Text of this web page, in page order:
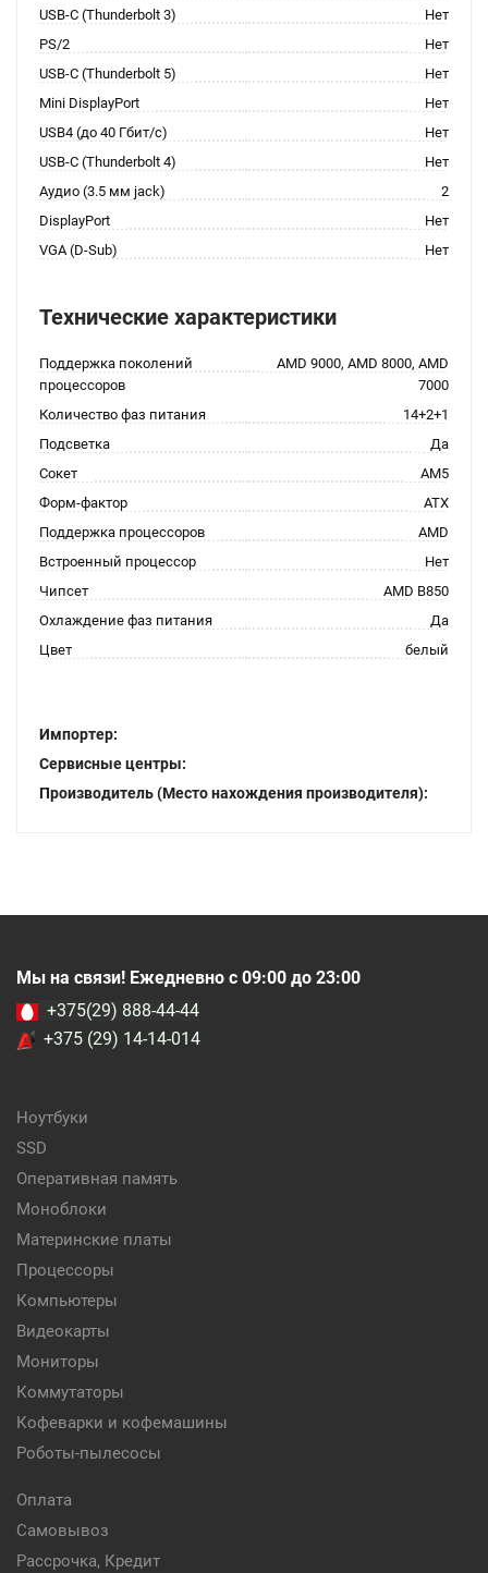
USB-C (Thunderbolt 3)
Нет
PS/2
Нет
USB-C (Thunderbolt 5)
Нет
Mini DisplayPort
Нет
USB4 (до 40 Гбит/с)
Нет
USB-C (Thunderbolt 4)
Нет
Аудио (3.5 мм jack)
2
DisplayPort
Нет
VGA (D-Sub)
Нет
Технические характеристики
Поддержка поколений
процессоров
AMD 9000, AMD 8000, AMD
7000
Количество фаз питания
14+2+1
Подсветка
Да
Сокет
AM5
Форм-фактор
ATX
Поддержка процессоров
AMD
Встроенный процессор
Нет
Чипсет
AMD B850
Охлаждение фаз питания
Да
Цвет
белый
Импортер:
Сервисные центры:
Производитель (Место нахождения производителя):
Мы на связи! Ежедневно с 09:00 до 23:00
+375(29) 888-44-44
+375 (29) 14-14-014
Ноутбуки
SSD
Оперативная память
Моноблоки
Материнские платы
Процессоры
Компьютеры
Видеокарты
Мониторы
Коммутаторы
Кофеварки и кофемашины
Роботы-пылесосы
Оплата
Самовывоз
Рассрочка, Кредит